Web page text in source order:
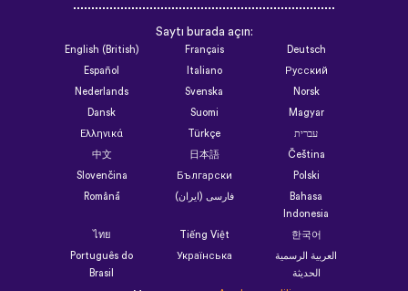
Saytı burada açın:
English (British) Français Deutsch
Español Italiano Русский
Nederlands Svenska Norsk
Dansk Suomi Magyar
Ελληνικά Türkçe עברית
中文 日本語 Čeština
Slovenčina Български Polski
Română فارسی (ایران)
Bahasa
Indonesia
ไทย Tiếng Việt 한국어
Português do
Brasil
Українська
العربية الرسمية
الحديثة